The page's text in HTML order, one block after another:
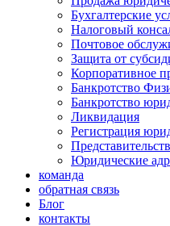
Бухгалтерские
Налоговый
Почтовое
Защита от
Корпоративное
Банкротство
Банкротство
Ликвидация
Регистрация
Юридические
команда
обратная связь
Блог
контакты